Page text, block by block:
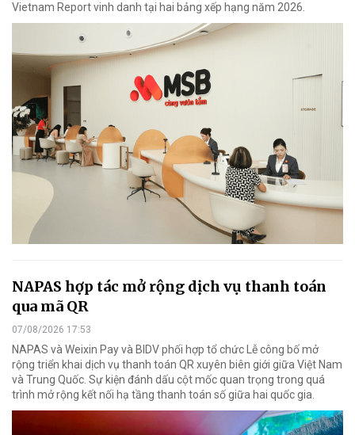
Vietnam Report vinh danh tại hai bảng xếp hạng năm 2026.
NAPAS hợp tác mở rộng dịch vụ thanh toán
qua mã QR
07/08/2026 17:53
NAPAS và Weixin Pay và BIDV phối hợp tổ chức Lễ công bố mở
rộng triển khai dịch vụ thanh toán QR xuyên biên giới giữa Việt Nam
và Trung Quốc. Sự kiện đánh dấu cột mốc quan trọng trong quá
trình mở rộng kết nối hạ tầng thanh toán số giữa hai quốc gia.